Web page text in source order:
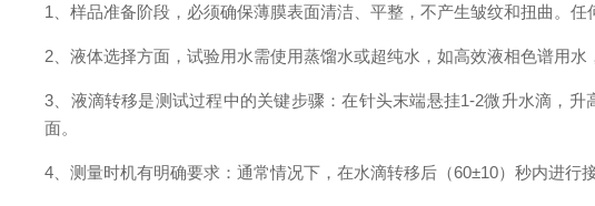
1 样品准备阶段，必须确保薄膜表面清洁、平整，不产生皱纹和扭曲。
2 液体选择方面，试验用水需使用蒸馏水或超纯水，如高效液相色谱用
3 液滴转移是测试过程中的关键步骤：在针头末端悬挂1-2微升水滴，升
面。
4 测量时机有明确要求：通常情况下，在水滴转移后（60±10）秒内进行